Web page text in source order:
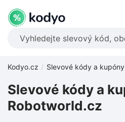
Kodyo.cz Slevové kódy a kupóny
Slevové kódy a
Robotworld.cz